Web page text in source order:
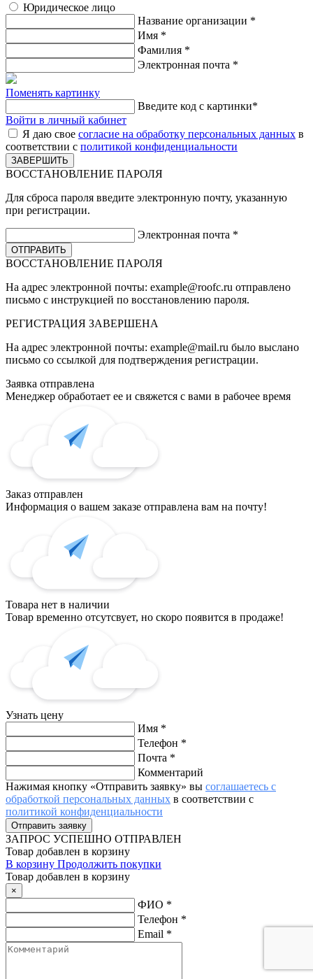
Юридическое лицо
Название организации *
Имя *
Фамилия *
Электронная почта *
Поменять картинку
Введите код с картинки*
Войти в личный кабинет
Я даю свое согласие на обработку персональных данных в
соответствии с политикой конфиденциальности
ВОССТАНОВЛЕНИЕ ПАРОЛЯ
Для сброса пароля введите электронную почту, указанную
при регистрации.
Электронная почта *
ВОССТАНОВЛЕНИЕ ПАРОЛЯ
На адрес электронной почты: example@roofc.ru отправлено
письмо с инструкцией по восстановлению пароля.
РЕГИСТРАЦИЯ ЗАВЕРШЕНА
На адрес электронной почты: example@mail.ru было выслано
письмо со ссылкой для подтверждения регистрации.
Заявка отправлена
Менеджер обработает ее и свяжется с вами в рабочее время
Заказ отправлен
Информация о вашем заказе отправлена вам на почту!
Товара нет в наличии
Товар временно отсутсвует, но скоро появится в продаже!
Узнать цену
Имя *
Телефон *
Почта *
Комментарий
Нажимая кнопку «Отправить заявку» вы соглашаетесь с
обработкой персональных данных в соответствии с
политикой конфиденциальности
ЗАПРОС УСПЕШНО ОТПРАВЛЕН
Товар добавлен в корзину
В корзину Продолжить покупки
Товар добавлен в корзину
×
ФИО *
Телефон *
Email *